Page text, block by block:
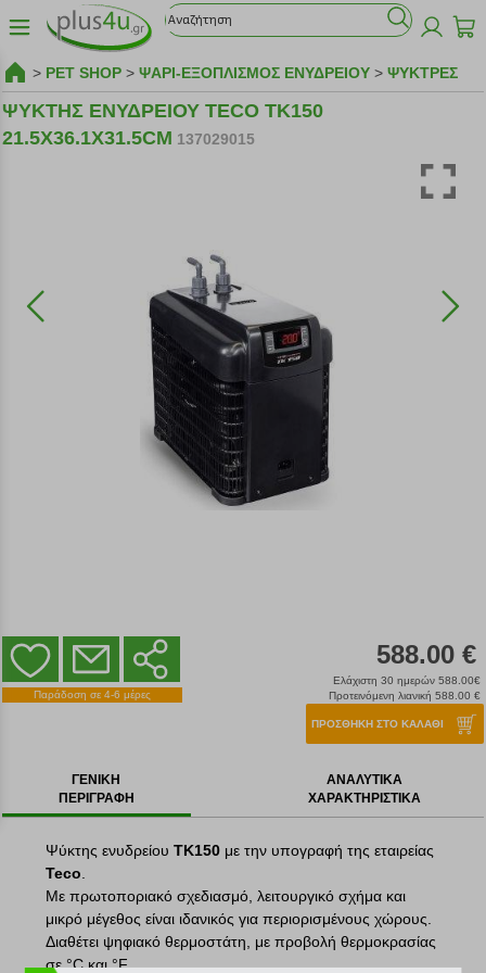
> PET SHOP > ΨΑΡΙ-ΕΞΟΠΛΙΣΜΟΣ ΕΝΥΔΡΕΙΟΥ > ΨΥΚΤΡΕΣ
ΨΥΚΤΗΣ ΕΝΥΔΡΕΙΟΥ TECO TK150
21.5X36.1X31.5CM 137029015
Παράδοση σε 4-6 μέρες
588.00 €
Ελάχιστη 30 ημερών 588.00€
Προτεινόμενη λιανική 588.00 €
ΠΡΟΣΘΗΚΗ ΣΤΟ ΚΑΛΑΘΙ
ΓΕΝΙΚΗ
ΠΕΡΙΓΡΑΦΗ
ΑΝΑΛΥΤΙΚΑ
ΧΑΡΑΚΤΗΡΙΣΤΙΚΑ
Ψύκτης ενυδρείουTK150 με την υπογραφή της εταιρείας
Teco.
Με πρωτοποριακό σχεδιασμό, λειτουργικό σχήμα και
μικρό μέγεθος είναι ιδανικός για περιορισμένους χώρους.
Διαθέτει ψηφιακό θερμοστάτη, με προβολή θερμοκρασίας
σε °C και °F.